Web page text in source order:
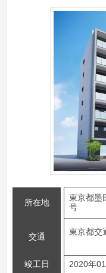
所在地
東京都墨
号
交通
東京都交
竣工日 2020年